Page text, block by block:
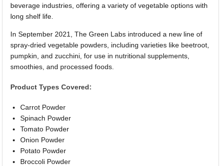
beverage industries, offering a variety of vegetable options with
long shelf life.
In September 2021, The Green Labs introduced a new line of
spray-dried vegetable powders, including varieties like beetroot,
pumpkin, and zucchini, for use in nutritional supplements,
smoothies, and processed foods.
Product Types Covered:
Carrot Powder
Spinach Powder
Tomato Powder
Onion Powder
Potato Powder
Broccoli Powder